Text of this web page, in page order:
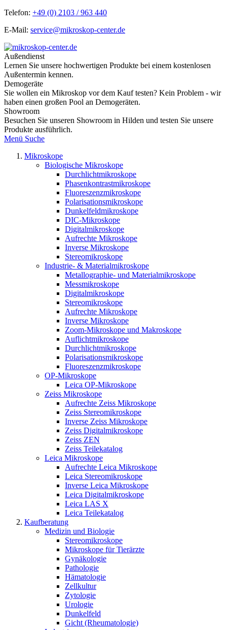
Telefon: +49 (0) 2103 / 963 440
E-Mail: service@mikroskop-center.de
Außendienst
Lernen Sie unsere hochwertigen Produkte bei einem kostenlosen
Außentermin kennen.
Demogeräte
Sie wollen ein Mikroskop vor dem Kauf testen? Kein Problem - wir
haben einen großen Pool an Demogeräten.
Showroom
Besuchen Sie unseren Showroom in Hilden und testen Sie unsere
Produkte ausführlich.
Menü Suche
Mikroskope
Biologische Mikroskope
Durchlichtmikroskope
Phasenkontrastmikroskope
Fluoreszenzmikroskope
Polarisationsmikroskope
Dunkelfeldmikroskope
DIC-Mikroskope
Digitalmikroskope
Aufrechte Mikroskope
Inverse Mikroskope
Stereomikroskope
Industrie- & Materialmikroskope
Metallographie- und Materialmikroskope
Messmikroskope
Digitalmikroskope
Stereomikroskope
Aufrechte Mikroskope
Inverse Mikroskope
Zoom-Mikroskope und Makroskope
Auflichtmikroskope
Durchlichtmikroskope
Polarisationsmikroskope
Fluoreszenzmikroskope
OP-Mikroskope
Leica OP-Mikroskope
Zeiss Mikroskope
Aufrechte Zeiss Mikroskope
Zeiss Stereomikroskope
Inverse Zeiss Mikroskope
Zeiss Digitalmikroskope
Zeiss ZEN
Zeiss Teilekatalog
Leica Mikroskope
Aufrechte Leica Mikroskope
Leica Stereomikroskope
Inverse Leica Mikroskope
Leica Digitalmikroskope
Leica LAS X
Leica Teilekatalog
Kaufberatung
Medizin und Biologie
Stereomikroskope
Mikroskope für Tierärzte
Gynäkologie
Pathologie
Hämatologie
Zellkultur
Zytologie
Urologie
Dunkelfeld
Gicht (Rheumatologie)